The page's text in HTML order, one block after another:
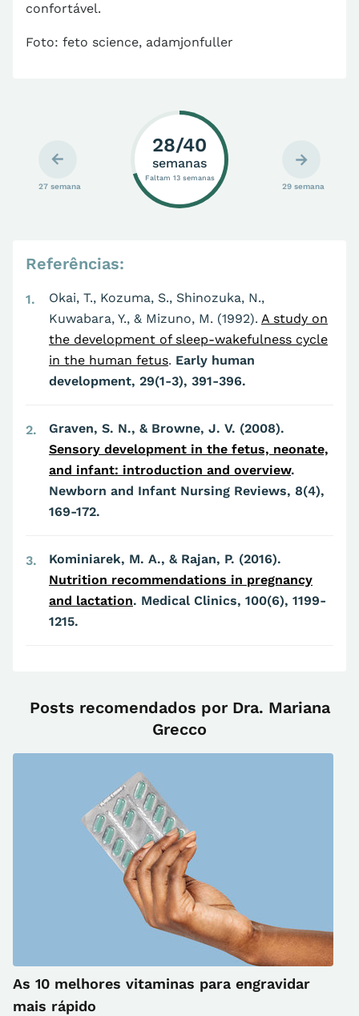
confortável.
Foto: feto science, adamjonfuller
27 semana 29 semana
28/40
semanas
Faltam 13 semanas
Referências:
1
Okai, T., Kozuma, S., Shinozuka, N.,
Kuwabara, Y., & Mizuno, M. (1992). A study on
the development of sleep-wakefulness cycle
in the human fetus. Early human
development, 29(1-3), 391-396.
2
Graven, S. N., & Browne, J. V. (2008).
Sensory development in the fetus, neonate,
and infant: introduction and overview.
Newborn and Infant Nursing Reviews, 8(4),
169-172.
3
Kominiarek, M. A., & Rajan, P. (2016).
Nutrition recommendations in pregnancy
and lactation. Medical Clinics, 100(6), 1199-
1215.
Posts recomendados por Dra. Mariana
Grecco
As 10 melhores vitaminas para engravidar
mais rápido